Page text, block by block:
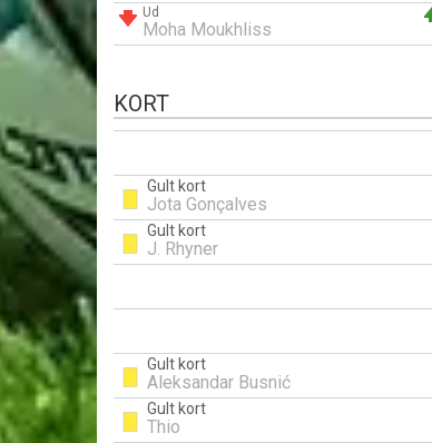
Ud
Moha Moukhliss
KORT
Gult kort
Jota Gonçalves
Gult kort
J. Rhyner
Gult kort
Aleksandar Busnić
Gult kort
Thio